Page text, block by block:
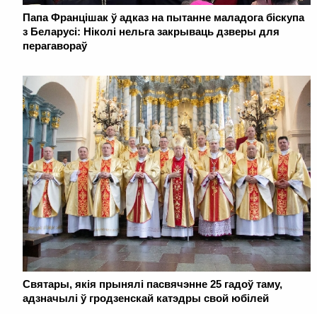
Папа Францішак ў адказ на пытанне маладога біскупа
з Беларусі: Ніколі нельга закрываць дзверы для
перагавораў
Святары, якія прынялі пасвячэнне 25 гадоў таму,
адзначылі ў гродзенскай катэдры свой юбілей